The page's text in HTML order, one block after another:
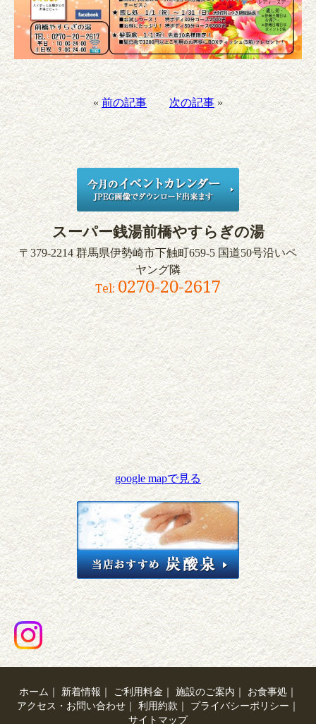
«前の記事 次の記事»
スーパー銭湯前橋やすらぎの湯
〒379-2214群馬県伊勢崎市下触町659-5国道50号沿いペ
ヤング隣
Tel:0270-20-2617
google mapで見る
ホーム ｜ 新着情報 ｜ ご利用料金 ｜ 施設のご案内 ｜ お食事処 ｜
アクセス・お問い合わせ ｜ 利用約款 ｜ プライバシーポリシー ｜
サイトマップ